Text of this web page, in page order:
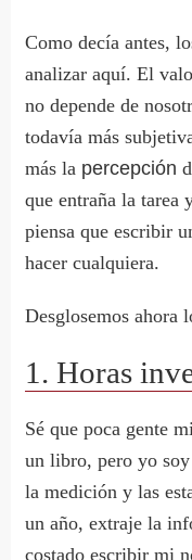
Como decía antes,
analizar aquí. El
no depende de
todavía más
más la percepción
que entraña la tarea
piensa que escribir
hacer cualquiera.
Desglosemos ahora
1. Horas
Sé que poca gente
un libro, pero yo
la medición y las
un año, extraje la
costado escribir mi